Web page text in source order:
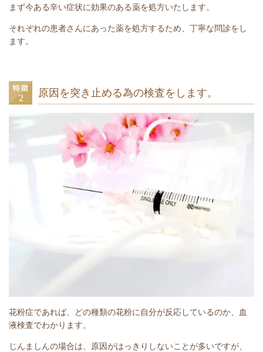
まず今ある辛い症状に効果のある薬を処方いたします。
それぞれの患者さんにあった薬を処方するため、丁寧な問診をし
ます。
原因を突き止める為の検査をします。
花粉症であれば、どの種類の花粉に自分が反応しているのか、血
液検査でわかります。
じんましんの場合は、原因がはっきりしないことが多いですが、